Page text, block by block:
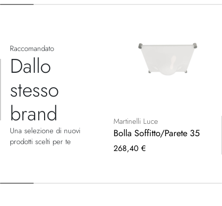
Raccomandato
Dallo
stesso
brand
Una selezione di nuovi
prodotti scelti per te
Martinelli Luce
Bolla Soffitto/Parete 35
268,40 €